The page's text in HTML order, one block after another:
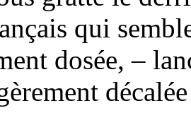
qui
dosée, –